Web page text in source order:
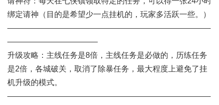
绑定请神（目的是希望少一点挂机的，玩家多活跃一些。）
——————————————————————————
———————————–
升级攻略：主线任务是8倍，主线任务是必做的，历练任务
是2倍，各城破关，取消了除暴任务，最大程度上避免了挂
机升级的模式。
——————————————————————————